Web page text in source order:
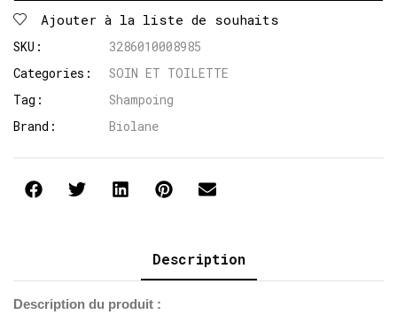
Ajouter à la liste de souhaits
SKU:
3286010008985
Categories:
SOIN ET TOILETTE
Tag:
Shampoing
Brand:
Biolane
Description
Description du produit :